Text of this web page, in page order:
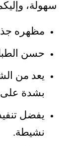
سهولة،
مظهره
حسن
يعد من
بشدة على
يفضل
نشيطة.